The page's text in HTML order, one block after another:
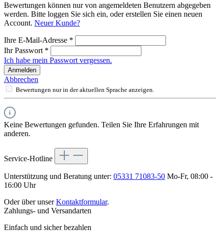
Bewertungen können nur von angemeldeten Benutzern abgegeben
werden. Bitte loggen Sie sich ein, oder erstellen Sie einen neuen
Account. Neuer Kunde?
Ihre E-Mail-Adresse *
Ihr Passwort *
Ich habe mein Passwort vergessen.
Anmelden
Abbrechen
Bewertungen nur in der aktuellen Sprache anzeigen.
Keine Bewertungen gefunden. Teilen Sie Ihre Erfahrungen mit
anderen.
Service-Hotline
Unterstützung und Beratung unter: 05331 71083-50 Mo-Fr, 08:00 -
16:00 Uhr
Oder über unserKontaktformular.
Zahlungs- und Versandarten
Einfach und sicher bezahlen